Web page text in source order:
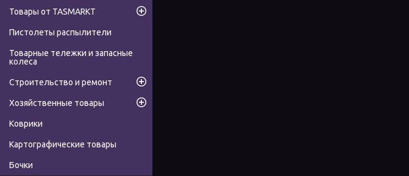
Товары от TASMARKT
Пистолеты распылители
Товарные тележки и запасные
колеса
Строительство и ремонт
Хозяйственные товары
Коврики
Картографические товары
Бочки